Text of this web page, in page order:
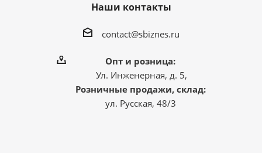
Наши контакты
contact@sbiznes.ru
Опт и розница:
Ул. Инженерная, д. 5,
Розничные продажи, склад:
ул. Русская, 48/3